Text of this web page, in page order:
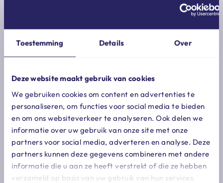
Toestemming Details Over
Deze website maakt gebruik van cookies
We gebruiken cookies om content en advertenties te
personaliseren, om functies voor social media te bieden
en om ons websiteverkeer te analyseren. Ook delen we
informatie over uw gebruik van onze site met onze
partners voor social media, adverteren en analyse. Deze
partners kunnen deze gegevens combineren met andere
informatie die u aan ze heeft verstrekt of die ze hebben
verzameld op basis van uw gebruik van hun services.
naheffingsaanslagen op, verhoogd met
boetes en belastingrente. terecht,
oordeeltrechtbank zeeland-west-
brabant.
lees meer
de duitse vennootschap stelt nog dat er in een
aantal gevallen geen sprake is van verhuur van
auto’s, maar dat de dienst slechts bestond uit de
registratie van de auto’s. de rechtbank stelt echter
vast dat de vennootschap auto’s, waarvan zij de
eigendom heeft, ter beschikking stelt aan anderen.